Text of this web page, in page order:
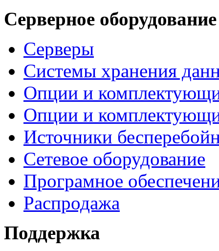
Серверное оборудование
Серверы
Системы хранения
Опции и
Опции и
Источники
Сетевое оборудование
Програмное
Распродажа
Поддержка